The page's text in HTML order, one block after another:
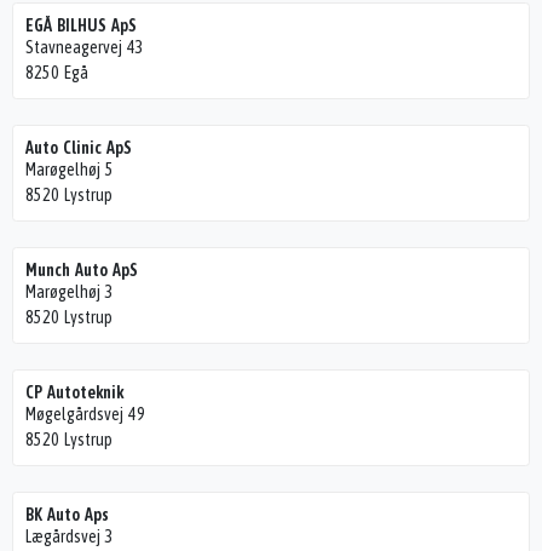
EGÅ BILHUS ApS
Stavneagervej 43
8250 Egå
Auto Clinic ApS
Marøgelhøj 5
8520 Lystrup
Munch Auto ApS
Marøgelhøj 3
8520 Lystrup
CP Autoteknik
Møgelgårdsvej 49
8520 Lystrup
BK Auto Aps
Lægårdsvej 3